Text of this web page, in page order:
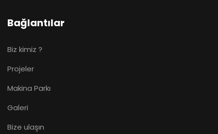
Bağlantılar
Biz kimiz ?
Projeler
Makina Parkı
Galeri
Bize ulaşın